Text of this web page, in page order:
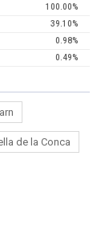
100.00%
39.10%
0.98%
0.49%
de la Conca